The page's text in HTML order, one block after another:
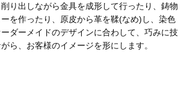
り出しながら金具を成形して行ったり、鋳物
を作ったり、原皮から革を鞣(なめ)し、染色
ダーメイドのデザインに合わして、巧みに技
ら、お客様のイメージを形にします。